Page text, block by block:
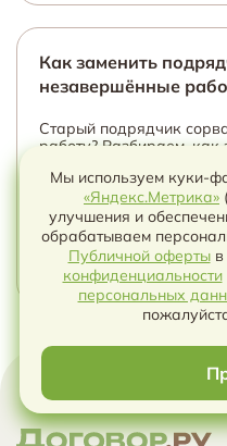
Как заменить
незавершённые
Старый подрядчик
работу? Разбираем, как
безопасно запустить
Мы используем куки-
«Яндекс.Метрика»
улучшения и
обрабатываем
Публичной офертыв
конфиденциальности
персональных